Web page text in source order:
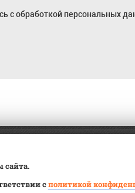
с обработкой персональных
сайта.
сполитикой